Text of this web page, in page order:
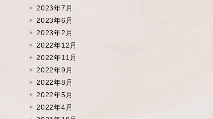
2023年7月
2023年6月
2023年2月
2022年12月
2022年11月
2022年9月
2022年8月
2022年5月
2022年4月